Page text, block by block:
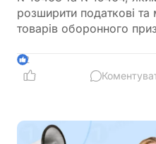
розширити податкові та
товарів оборонного
ввізного мита на
іноземними державами,
підприємств, які
пільгами
2